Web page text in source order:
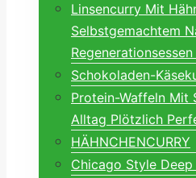
Linsencurry Mit
Selbstgemachtem
Schokoladen-
Protein-Waffeln Mit
Alltag Plötzlich
HÄHNCHENCURRY
Chicago Style